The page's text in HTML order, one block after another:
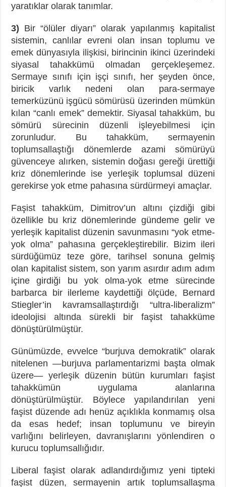
yaratıklar olarak tanımlar.
3) Bir “ölüler diyarı” olarak yapılanmış kapitalist
sistemin, canlılar evreni olan insan toplumu ve
emek dünyasıyla ilişkisi, birincinin ikinci üzerindeki
siyasal tahakkümü olmadan gerçekleşemez.
Sermaye sınıfı için işçi sınıfı, her şeyden önce,
biricik varlık nedeni olan para-sermaye
temerküzünü işgücü sömürüsü üzerinden mümkün
kılan “canlı emek” demektir. Siyasal tahakküm, bu
sömürü sürecinin düzenli işleyebilmesi için
zorunludur. Bu tahakküm, sermayenin
toplumsallaştığı dönemlerde azami sömürüyü
güvenceye alırken, sistemin doğası gereği ürettiği
kriz dönemlerinde ise yerleşik toplumsal düzeni
gerekirse yok etme pahasına sürdürmeyi amaçlar.
Faşist tahakküm, Dimitrov’un altını çizdiği gibi
özellikle bu kriz dönemlerinde gündeme gelir ve
yerleşik kapitalist düzenin savunmasını “yok etme-
yok olma” pahasına gerçekleştirebilir. Bizim ileri
sürdüğümüz teze göre, tarihsel sonuna gelmiş
olan kapitalist sistem, son yarım asırdır adım adım
içine girdiği bu yok olma-yok etme sürecinde
barbarca bir ilerleme kaydettiği ölçüde, Bernard
Stiegler’in kavramsallaştırdığı “ultra-liberalizm”
ideolojisi altında sürekli bir faşist tahakküme
dönüştürülmüştür.
Günümüzde, evvelce “burjuva demokratik” olarak
nitelenen —burjuva parlamentarizmi başta olmak
üzere— yerleşik düzenin bütün kurumları faşist
tahakkümün uygulama alanlarına
dönüştürülmüştür. Böylece yapılandırılan yeni
faşist düzende adı henüz açıklıkla konmamış olsa
da esas hedef; insan toplumunu ve bireyin
varlığını belirleyen, davranışlarını yönlendiren o
kurucu toplumsallığıdır.
Liberal faşist olarak adlandırdığımız yeni tipteki
faşist düzen, sermayenin artık toplumsallaşma